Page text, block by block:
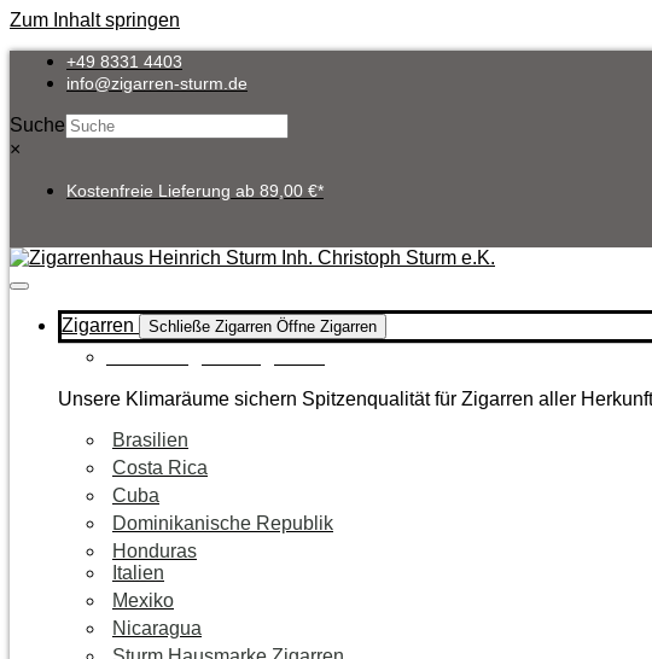
Zum Inhalt springen
+49 8331 4403
info@zigarren-sturm.de
Suche
×
Kostenfreie Lieferung ab 89,00 €*
Zigarren Schließe Zigarren Öffne Zigarren
Unsere Klimaräume sichern Spitzenqualität für Zigarren aller
Brasilien
Costa Rica
Cuba
Dominikanische Republik
Honduras
Italien
Mexiko
Nicaragua